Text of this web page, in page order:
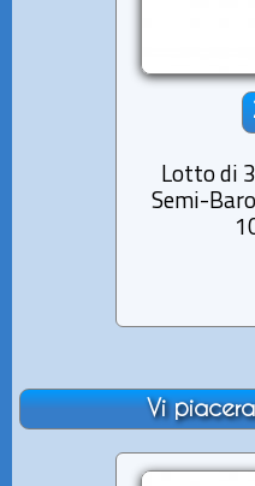
Lotto di
Semi-
Vi